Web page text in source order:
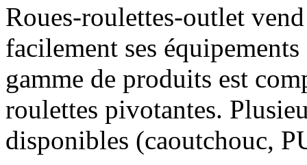
Roues-roulettes-outlet
facilement ses
gamme de produits est
roulettes pivotantes.
disponibles (caoutchouc,